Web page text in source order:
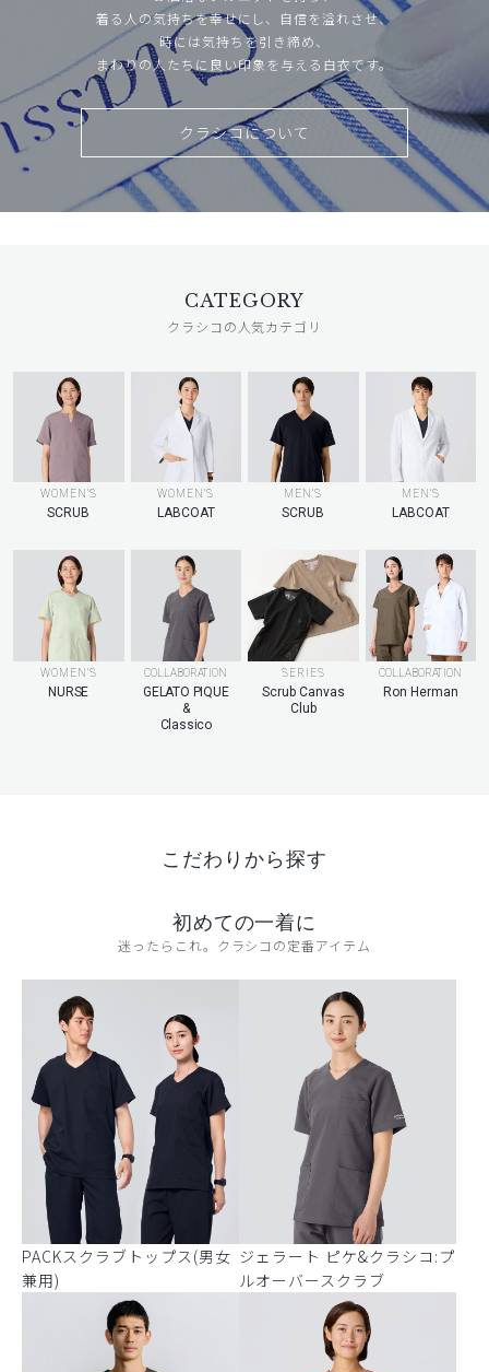
着る人の気持ちを幸せにし、自信を溢れさせ、
時には気持ちを引き締め、
まわりの人たちに良い印象を与える白衣です。
クラシコについて
CATEGORY
クラシコの人気カテゴリ
WOMEN’S
SCRUB
WOMEN’S
LABCOAT
MEN’S
SCRUB
MEN’S
LABCOAT
WOMEN’S
NURSE
COLLABORATION
GELATO PIQUE
&
Classico
SERIES
Scrub Canvas
Club
COLLABORATION
Ron Herman
こだわりから探す
初めての一着に
迷ったらこれ。クラシコの定番アイテム
PACKスクラブトップス(男女
兼用)
ジェラート ピケ&クラシコ:プ
ルオーバースクラブ